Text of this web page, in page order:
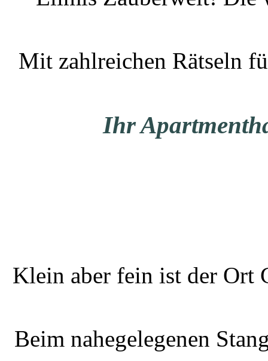
Mit zahlreichen Rätseln
Ihr
Klein aber fein ist der Ort
Beim nahegelegenen